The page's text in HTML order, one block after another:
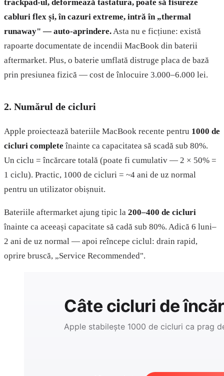
trackpad-ul, deformează tastatura, poate să fisureze
cabluri flex și, în cazuri extreme, intră în „thermal
runaway" — auto-aprindere. Asta nu e ficțiune: există
rapoarte documentate de incendii MacBook din baterii
aftermarket. Plus, o baterie umflată distruge placa de bază
prin presiunea fizică — cost de înlocuire 3.000–6.000 lei.
2. Numărul de cicluri
Apple proiectează bateriile MacBook recente pentru 1000 de
cicluri complete înainte ca capacitatea să scadă sub 80%.
Un ciclu = încărcare totală (poate fi cumulativ — 2 × 50% =
1 ciclu). Practic, 1000 de cicluri = ~4 ani de uz normal
pentru un utilizator obișnuit.
Bateriile aftermarket ajung tipic la 200–400 de cicluri
înainte ca aceeași capacitate să cadă sub 80%. Adică 6 luni–
2 ani de uz normal — apoi reîncepe ciclul: drain rapid,
oprire bruscă, „Service Recommended".